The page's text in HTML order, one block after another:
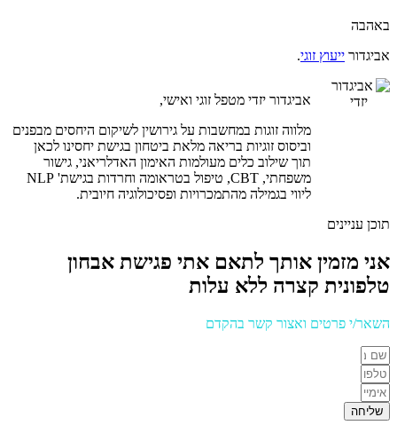
באהבה
אביגדור ייעוץ זוגי.
אביגדור יזדי מטפל זוגי ואישי,
מלווה זוגות במחשבות על גירושין לשיקום היחסים מבפנים
וביסוס זוגיות בריאה מלאת ביטחון בגישת יחסינו לכאן
תוך שילוב כלים מעולמות האימון האדלריאני, גישור
משפחתי, CBT, טיפול בטראומה וחרדות בגישת' NLP
ליווי בגמילה מהתמכרויות ופסיכולוגיה חיובית.
תוכן עניינים
אני מזמין אותך לתאם אתי פגישת אבחון
טלפונית קצרה ללא עלות
השאר/י פרטים ואצור קשר בהקדם
שליחה